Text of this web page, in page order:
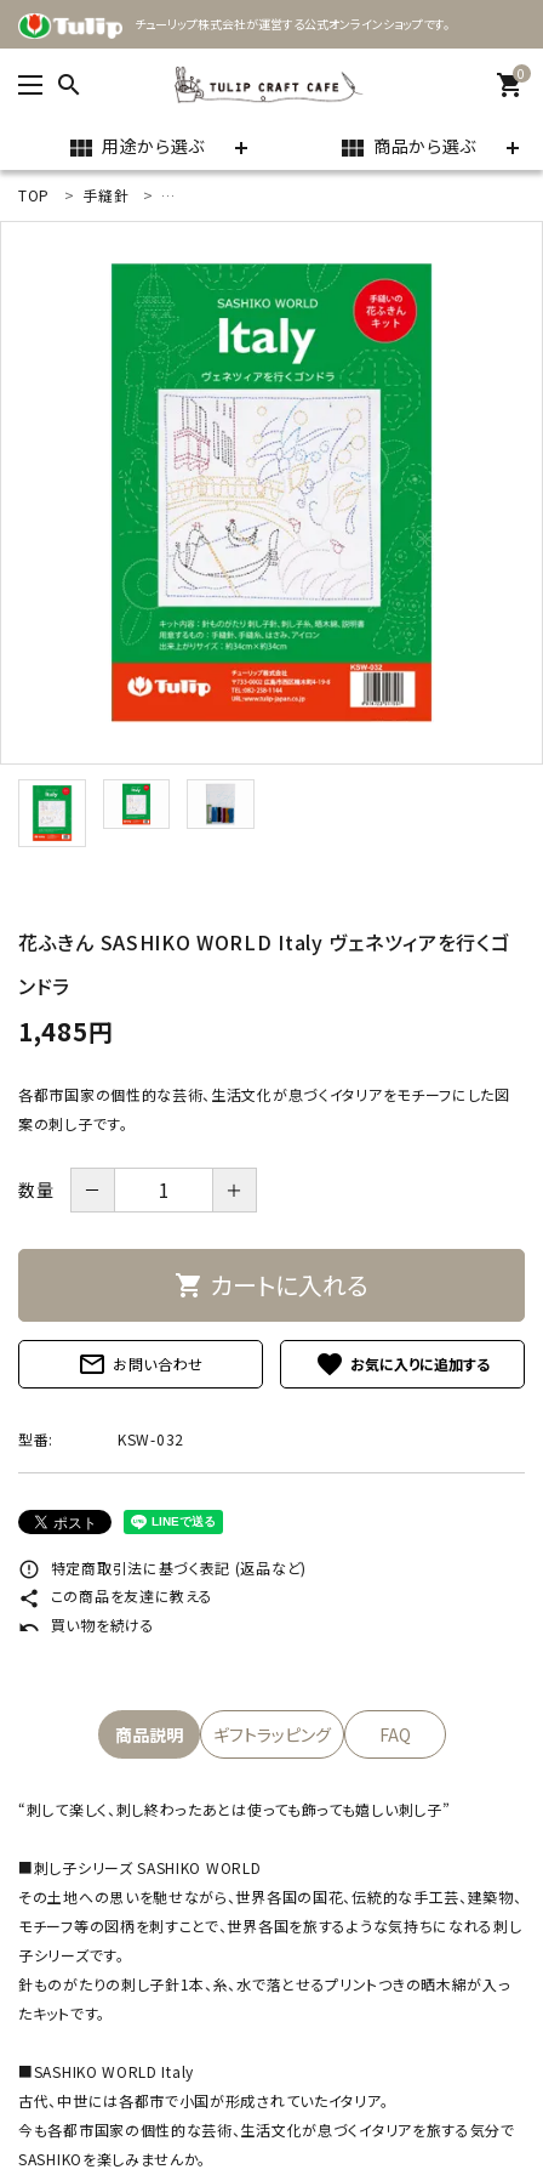
チューリップ株式会社が運営する公式オンラインショップです。
search 0
shopping_cart
view_module 用途から選ぶ view_module 商品から選ぶ
ACCOUNT MENU
person 新規会員登録
search
商品カテゴリー
お支払方法
プライバシーポリシー
特定商取引法について
TOP 手縫針 花ふきん SASHIKO WORLD Italy ヴェネツィアを行くゴン
花ふきん SASHIKO WORLD Italy ヴェネツィアを行くゴ
ンドラ
1,485円
各都市国家の個性的な芸術、生活文化が息づくイタリアをモチーフにした図
案の刺し子です。
数量 － ＋
shopping_cart カートに入れる
mail_outline お問い合わせ favorite
型番: KSW-032
error_outline 特定商取引法に基づく表記 (返品など)
share この商品を友達に教える
undo 買い物を続ける
商品説明 ギフトラッピング FAQ
“刺して楽しく、刺し終わったあとは使っても飾っても嬉しい刺し子”
■刺し子シリーズ SASHIKO WORLD
その土地への思いを馳せながら、世界各国の国花、伝統的な手工芸、建築物、
モチーフ等の図柄を刺すことで、世界各国を旅するような気持ちになれる刺し
子シリーズです。
針ものがたりの刺し子針1本、糸、水で落とせるプリントつきの晒木綿が入っ
たキットです。
■SASHIKO WORLD Italy
古代、中世には各都市で小国が形成されていたイタリア。
今も各都市国家の個性的な芸術、生活文化が息づくイタリアを旅する気分で
SASHIKOを楽しみませんか。